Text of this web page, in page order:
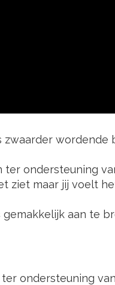
wordende
ondersteuning
ziet maar jij voelt
aan te
ondersteuning